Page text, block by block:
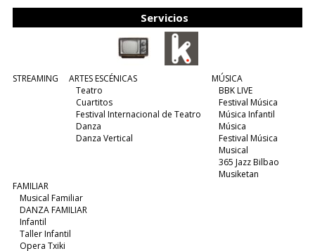
Servicios
STREAMING
ARTES ESCÉNICAS
Teatro
Cuartitos
Festival Internacional de Teatro
Danza
Danza Vertical
MÚSICA
BBK LIVE
Festival Música
Música Infantil
Música
Festival Música
Musical
365 Jazz Bilbao
Musiketan
FAMILIAR
Musical Familiar
DANZA FAMILIAR
Infantil
Taller Infantil
Opera Txiki